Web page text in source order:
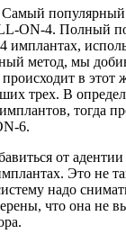
Самый популярный
ON-4. Полный
имплантах,
метод, мы
в этот
трех. В
тогда
6.
от
Это не
надо
что она не